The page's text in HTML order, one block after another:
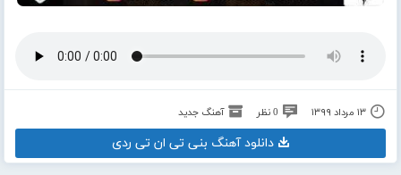
۱۳ مرداد ۱۳۹۹ 0 نظر آهنگ جدید
دانلود آهنگ بنی تی ان تی ردی